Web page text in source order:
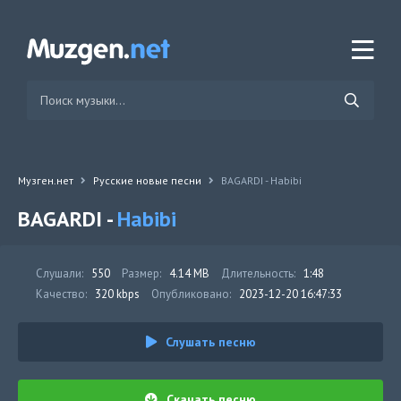
Музген.нет Русские новые песни BAGARDI - Habibi
BAGARDI -Habibi
Слушали: 550 Размер: 4.14 MB Длительность: 1:48
Качество: 320 kbps Опубликовано: 2023-12-20 16:47:33
Слушать песню